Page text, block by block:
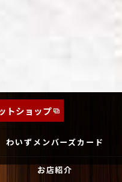
トショップ
わいずメンバーズカード
お店紹介